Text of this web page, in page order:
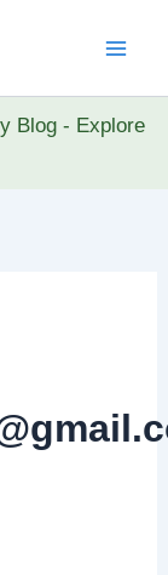
Blog - Explore